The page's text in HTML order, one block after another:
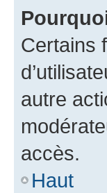
Certains
autre
accès.
Haut